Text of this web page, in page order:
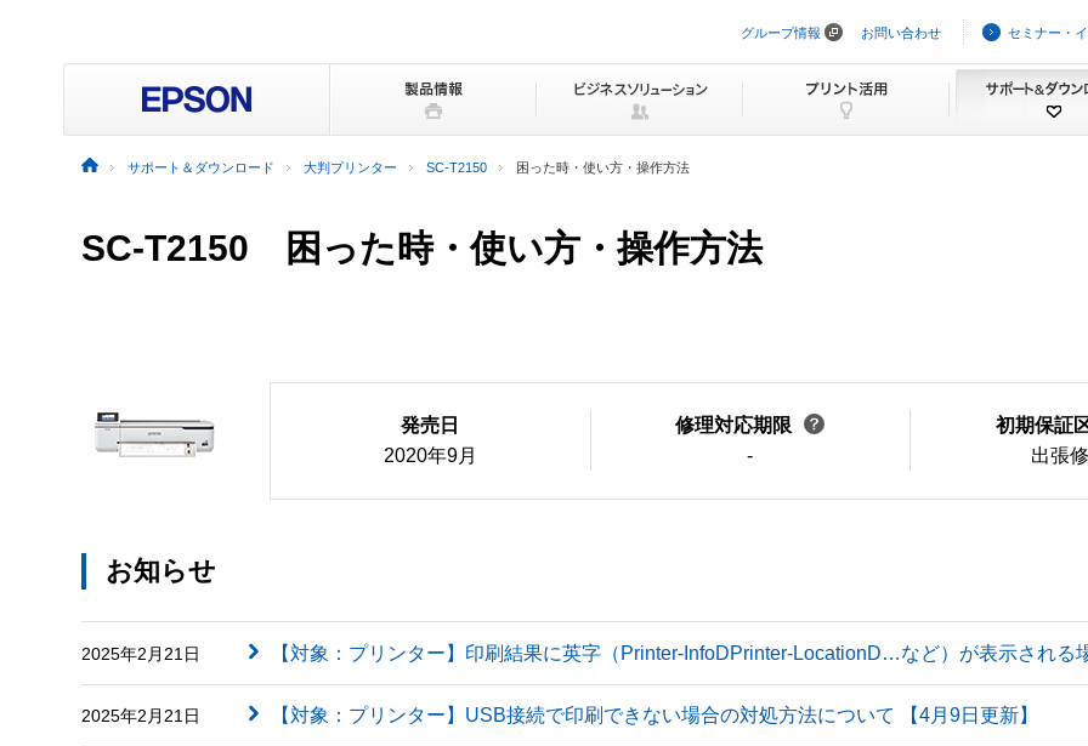
ビ
ョ
ッ
プ
グループ情報 お問い合わせ セミナー・
サポート＆ダウンロード 大判プリンター SC-T2150 困った時・使い方・操作方法
SC-T2150 困った時・使い方・操作方法
発売日
2020年9月
修理対応期限
-
初期保証
出張
お知らせ
2025年2月21日 【対象：プリンター】印刷結果に英字（Printer-InfoDPrinter-LocationD…など）が表示される
2025年2月21日 【対象：プリンター】USB接続で印刷できない場合の対処方法について 【4月9日更新】